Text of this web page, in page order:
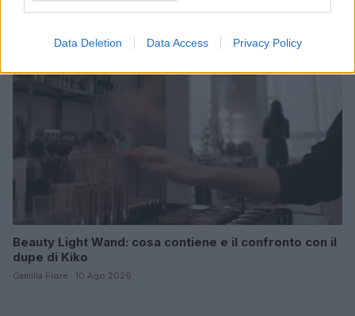
Data Deletion Data Access Privacy Policy
Beauty Light Wand: cosa contiene e il confronto con il
dupe di Kiko
Camilla Fiore · 10 Ago 2026